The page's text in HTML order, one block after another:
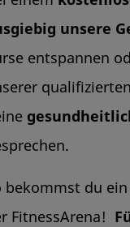
unsere
entspannen
bekommst du
FitnessArena!